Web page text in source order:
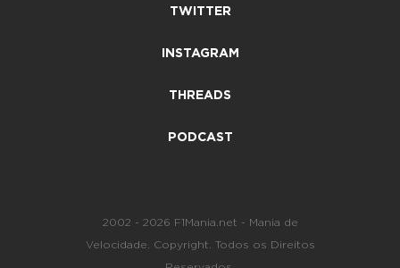
TWITTER
INSTAGRAM
THREADS
PODCAST
2002 - 2026 F1Mania.net - Mania de
Velocidade. Copyright. Todos os Direitos